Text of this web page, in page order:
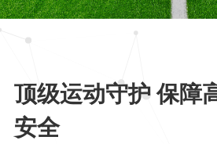
顶级运动守护 保障
安全